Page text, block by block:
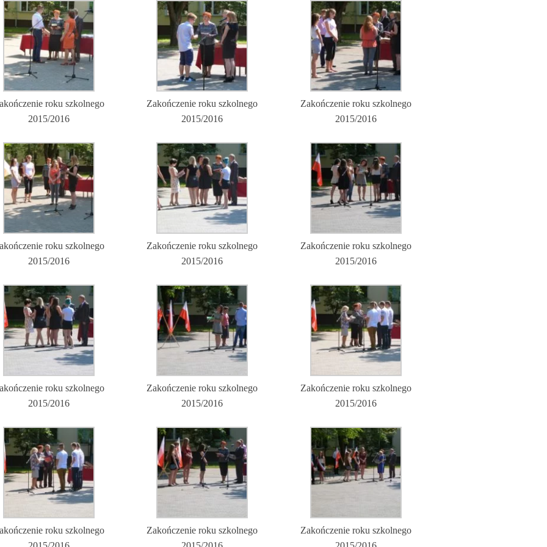
roku szkolnego
2015/2016
Zakończenie roku szkolnego
2015/2016
Zakończenie roku szkolnego
2015/2016
roku szkolnego
2015/2016
Zakończenie roku szkolnego
2015/2016
Zakończenie roku szkolnego
2015/2016
roku szkolnego
2015/2016
Zakończenie roku szkolnego
2015/2016
Zakończenie roku szkolnego
2015/2016
roku szkolnego
Zakończenie roku szkolnego
Zakończenie roku szkolnego